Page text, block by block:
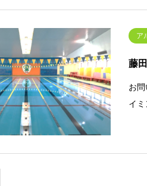
ア
藤
お
イ